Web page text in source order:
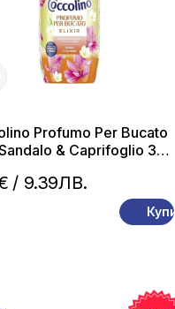
/ 9.39ЛВ.
Profumo Per Bucato
& Caprifoglio 342
Купи